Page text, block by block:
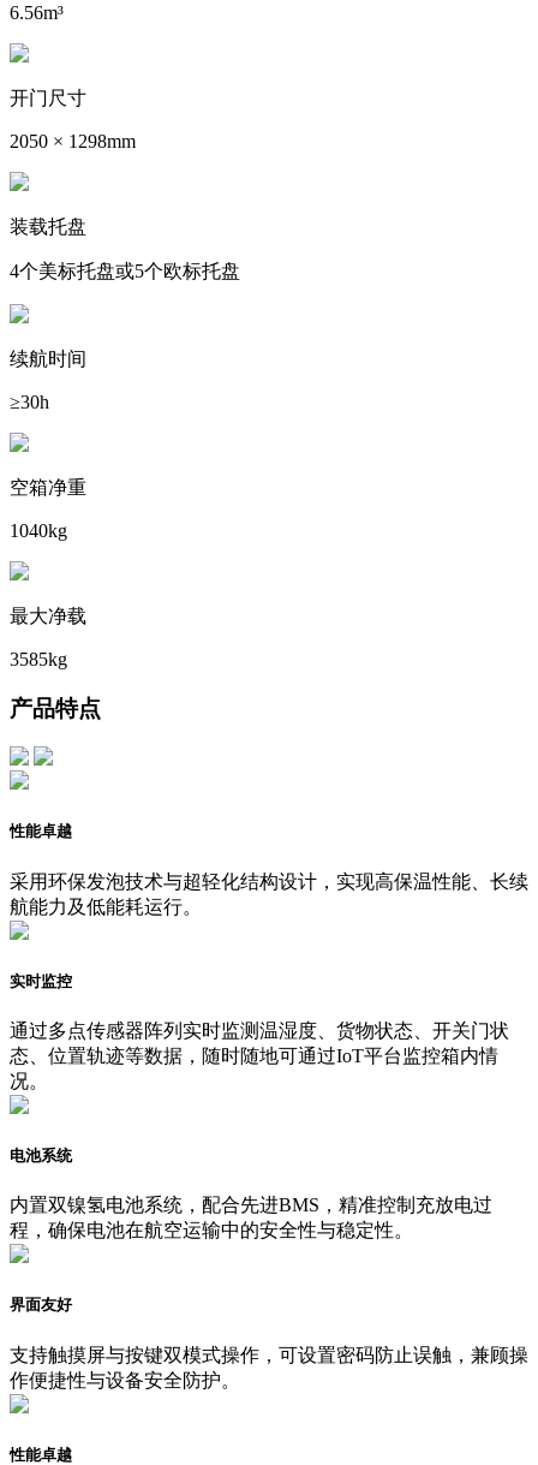
6.56m³
开门尺寸
2050 × 1298mm
装载托盘
4个美标托盘或5个欧标托盘
续航时间
≥30h
空箱净重
1040kg
最大净载
3585kg
产品特点
性能卓越
采用环保发泡技术与超轻化结构设计，实现高保温性能、长续
航能力及低能耗运行。
实时监控
通过多点传感器阵列实时监测温湿度、货物状态、开关门状
态、位置轨迹等数据，随时随地可通过IoT平台监控箱内情
况。
电池系统
内置双镍氢电池系统，配合先进BMS，精准控制充放电过
程，确保电池在航空运输中的安全性与稳定性。
界面友好
支持触摸屏与按键双模式操作，可设置密码防止误触，兼顾操
作便捷性与设备安全防护。
性能卓越